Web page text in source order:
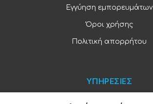
Εγγύηση εμπορευμάτων
Όροι χρήσης
Πολιτική απορρήτου
ΥΠΗΡΕΣΙΕΣ